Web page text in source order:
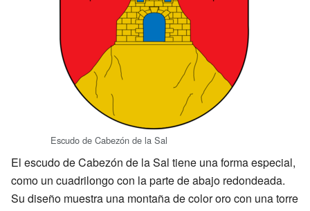
Escudo de Cabezón de la Sal
El escudo de Cabezón de la Sal tiene una forma especial,
como un cuadrilongo con la parte de abajo redondeada.
Su diseño muestra una montaña de color oro con una torre